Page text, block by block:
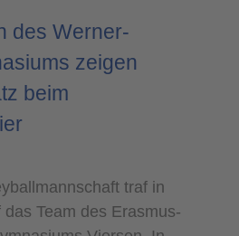
des Werner-
zeigen
beim
traf in
Team des Erasmus-